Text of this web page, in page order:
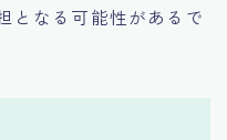
となる可能性があるで